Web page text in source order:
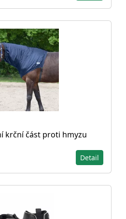
krční část proti hmyzu
Detail